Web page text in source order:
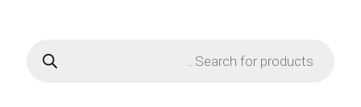
תפריט
הרחב
search